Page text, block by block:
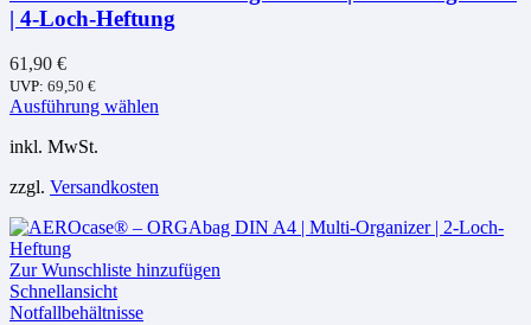
| 4-Loch-Heftung
61,90 €
UVP: 69,50 €
Ausführung wählen
Varianten
Die
können
inkl. MwSt.
zzgl. Versandkosten
Zur Wunschliste hinzufügen
Schnellansicht
Notfallbehältnisse